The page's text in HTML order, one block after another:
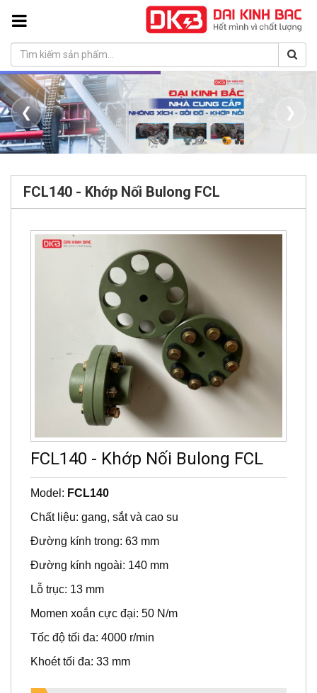
❮ ❯
FCL140 - Khớp Nối Bulong FCL
FCL140 - Khớp Nối Bulong FCL
Model: FCL140
Chất liệu: gang, sắt và cao su
Đường kính trong: 63 mm
Đường kính ngoài: 140 mm
Lỗ trục: 13 mm
Momen xoắn cực đại: 50 N/m
Tốc độ tối đa: 4000 r/min
Khoét tối đa: 33 mm